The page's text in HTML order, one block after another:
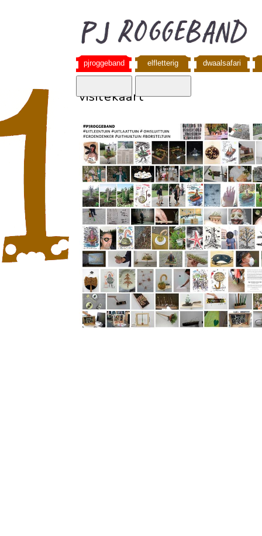
pjroggeband elfletterig dwaalsafari
visitekaart